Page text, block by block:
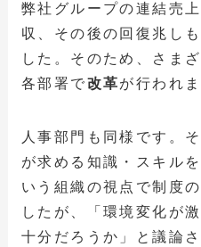
弊社グループの連結売
収、その後の回復兆し
した。そのため、さま
各部署で改革が行われま
人事部門も同様です。
が求める知識・スキル
いう組織の視点で制度
したが、「環境変化が
十分だろうか」と議論